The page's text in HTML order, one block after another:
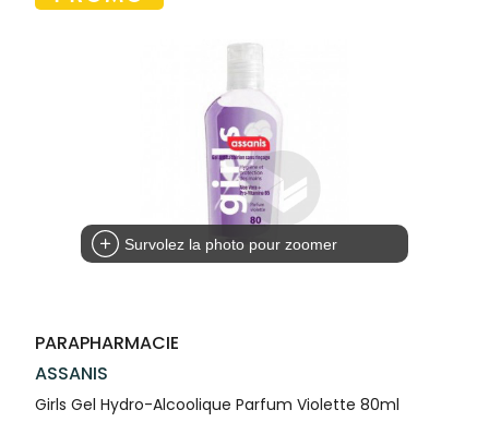
alimentaires
CHEVEUX
VOTRE
Survolez la photo pour zoomer
PARAPHARMACIE
ASSANIS
Girls Gel Hydro-Alcoolique Parfum Violette 80ml